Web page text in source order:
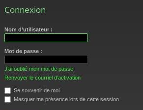
Connexion
Nom d’utilisateur :
Mot de passe :
J’ai oublié mon mot de passe
Renvoyer le courriel d’activation
Se souvenir de moi
Masquer ma présence lors de cette session